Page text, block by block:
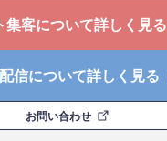
集客について詳しく見る
信について詳しく見る
お問い合わせ